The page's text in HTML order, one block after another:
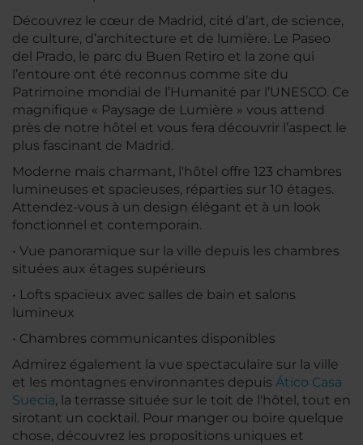
Découvrez le cœur de Madrid, cité d’art, de science,
de culture, d’architecture et de lumière. Le Paseo
del Prado, le parc du Buen Retiro et la zone qui
l’entoure ont été reconnus comme site du
Patrimoine mondial de l’Humanité par l’UNESCO. Ce
magnifique « Paysage de Lumière » vous attend
près de notre hôtel et vous fera découvrir l’aspect le
plus fascinant de Madrid.
Moderne mais charmant, l'hôtel offre 123 chambres
lumineuses et spacieuses, réparties sur 10 étages.
Attendez-vous à un design élégant et à un look
fonctionnel et contemporain.
• Vue panoramique sur la ville depuis les chambres
situées aux étages supérieurs
• Lofts spacieux avec salles de bain et salons
lumineux
• Chambres communicantes disponibles
Admirez également la vue spectaculaire sur la ville
et les montagnes environnantes depuis Ático Casa
Suecia, la terrasse située sur le toit de l'hôtel, tout en
sirotant un cocktail. Pour manger ou boire quelque
chose, découvrez les propositions uniques et